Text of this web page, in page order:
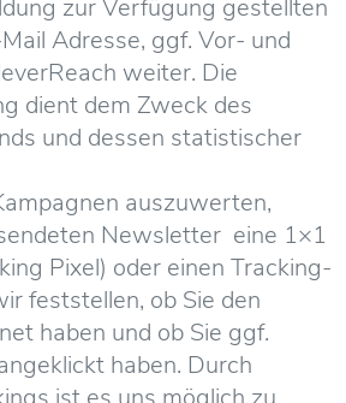
zur Verfügung gestellten
Adresse, ggf. Vor- und
weiter. Die
dient dem Zweck des
und dessen statistischer
auszuwerten,
Newsletter eine 1×1
Pixel) oder einen Tracking-
feststellen, ob Sie den
haben und ob Sie ggf.
haben. Durch